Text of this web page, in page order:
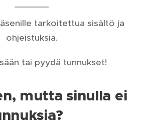
tarkoitettua sisältö ja
ohjeistuksia.
tai pyydä tunnukset!
mutta sinulla ei